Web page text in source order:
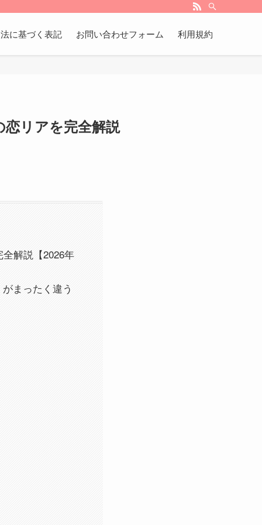
に基づく表記 お問い合わせフォーム 利用規約
リアを完全解説
解説【2026年
まったく違う